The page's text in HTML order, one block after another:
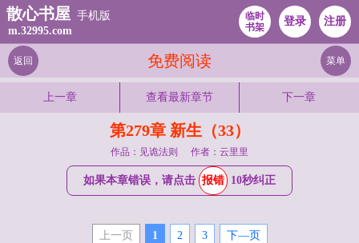
散心书屋 手机版
m.32995.com
临时
书架
登录 注册
免费阅读
返回 菜单
上一章 查看最新章节 下一章
第279章 新生（33）
作品：见诡法则 作者：云里里
如果本章错误，请点击 报错 10秒纠正
上一页 1 2 3 下—页